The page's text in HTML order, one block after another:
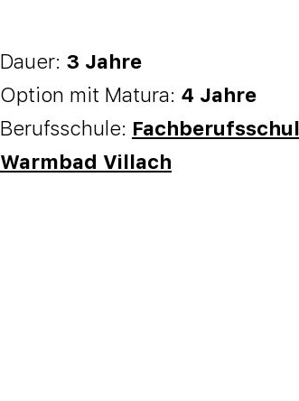
Dauer: 3 Jahre
Option mit Matura: 4 Jahre
Berufsschule:
Warmbad Villach